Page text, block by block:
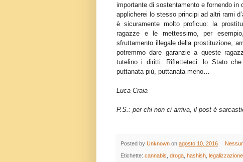
importante di sostentamento e fornendo in
applicherei lo stesso principi ad altri rami
è sicuramente molto proficuo: la
ragazze e le mettessimo, per
sfruttamento illegale della prostituzione,
potremmo dare garanzie a queste
tutelino i diritti. Rifletteteci: lo Stato
puttanata più, puttanata meno…
Luca Craia
P.S.: per chi non ci arriva, il post è
Posted by Unknown on agosto 10, 2016
Etichette: cannabis droga hashish legalizzazione